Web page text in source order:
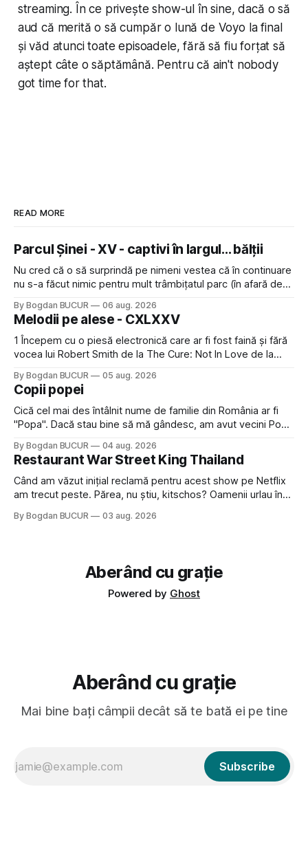
streaming. În ce privește show-ul în sine, dacă o să
aud că merită o să cumpăr o lună de Voyo la final
și văd atunci toate episoadele, fără să fiu forțat să
aștept câte o săptămână. Pentru că ain't nobody
got time for that.
READ MORE
Parcul Șinei - XV - captivi în largul... bălții
Nu cred că o să surprindă pe nimeni vestea că în continuare
nu s-a făcut nimic pentru mult trâmbițatul parc (în afară de
timp pui și latră prin gard la lumea care trece prin zonă). Am
avut, în schimb, o belea
By Bogdan BUCUR 06 aug. 2026
Melodii pe alese - CXLXXV
1 Începem cu o piesă electronică care ar fi fost faină și fără
vocea lui Robert Smith de la The Cure: Not In Love de la
a dovedit că jumătatea masculină a acelui duo era cam
dubioasă...) 2. Băgăm la
By Bogdan BUCUR 05 aug. 2026
Copii popei
Cică cel mai des întâlnit nume de familie din România ar fi
"Popa". Dacă stau bine să mă gândesc, am avut vecini Popa
Dexonline spune de etimologia termenului de popă că ar
veni din slava veche, popŭ,
By Bogdan BUCUR 04 aug. 2026
Restaurant War Street King Thailand
Când am văzut inițial reclamă pentru acest show pe Netflix
am trecut peste. Părea, nu știu, kitschos? Oamenii urlau în
fine dining din alte show-uri... așa că am zis pas. Apoi ceva,
By Bogdan BUCUR 03 aug. 2026
Aberând cu grație
Powered by Ghost
Aberând cu grație
Mai bine bați câmpii decât să te bată ei pe tine
Subscribe